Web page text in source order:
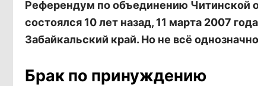
Референдум по объединению Читинской
состоялся 10 лет назад, 11 марта 2007
Забайкальский край. Но не всё
Брак по принуждению